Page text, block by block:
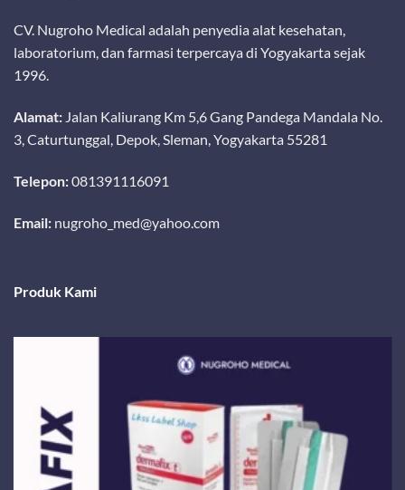
CV. Nugroho Medical adalah penyedia alat kesehatan,
laboratorium, dan farmasi terpercaya di Yogyakarta sejak
1996.
Alamat: Jalan Kaliurang Km 5,6 Gang Pandega Mandala No.
3, Caturtunggal, Depok, Sleman, Yogyakarta 55281
Telepon:081391116091
Email: nugroho_med@yahoo.com
Produk Kami